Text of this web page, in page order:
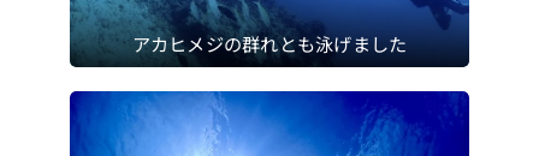
アカヒメジの群れとも泳げました